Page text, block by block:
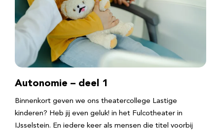
Autonomie – deel 1
Binnenkort geven we ons theatercollege Lastige
kinderen? Heb jij even geluk! in het Fulcotheater in
IJsselstein. En iedere keer als mensen die titel voorbij